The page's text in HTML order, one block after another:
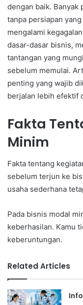
dengan baik.
tanpa persiapan
mengalami
dasar-dasar bisnis,
tantangan yang
sebelum memulai.
penting yang wajib
berjalan lebih efektif
Fakta
Minim
Fakta tentang
sebelum terjun ke
usaha sederhana
Pada bisnis modal
keberhasilan. Kamu
keberuntungan.
Related Articles